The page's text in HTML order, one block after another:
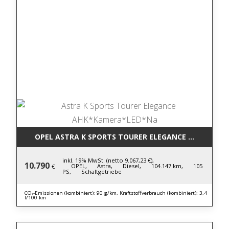
OPEL ASTRA K SPORTS TOURER ELEGANCE
10.790 €
inkl. 19% MwSt. (netto 9.067,23 €),
OPEL, Astra, Diesel, 104.147 km, 105
PS, Schaltgetriebe
CO₂-Emissionen (kombiniert): 90 g/km, Kraftstoffverbrauch (kombiniert): 3,4
l/100 km